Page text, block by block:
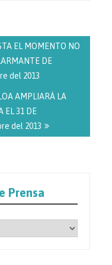
EL MOMENTO NO
DE
del 2013
AMPLIARÁ LA
EL 31 DE
del 2013
Prensa